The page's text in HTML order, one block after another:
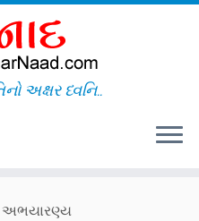
અક્ષર ધ્વનિ..